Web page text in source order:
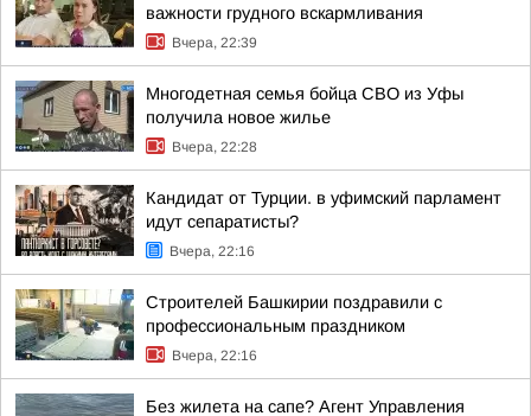
важности грудного вскармливания
Вчера, 22:39
Многодетная семья бойца СВО из Уфы
получила новое жилье
Вчера, 22:28
Кандидат от Турции. в уфимский парламент
идут сепаратисты?
Вчера, 22:16
Строителей Башкирии поздравили с
профессиональным праздником
Вчера, 22:16
Без жилета на сапе? Агент Управления